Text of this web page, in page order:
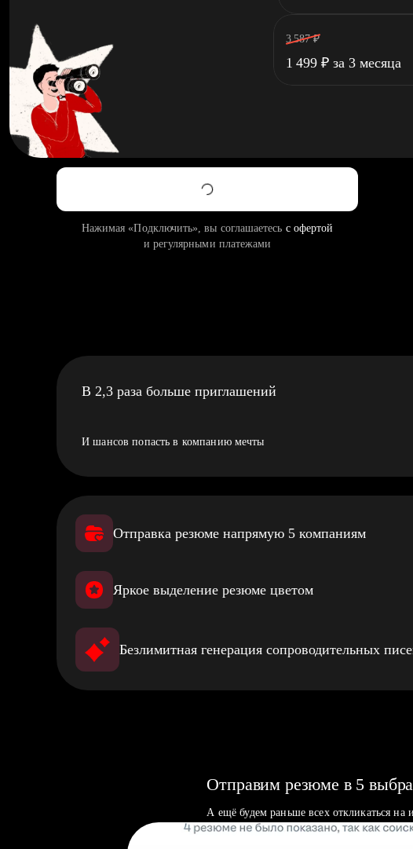
3 587 ₽
1 499 ₽ за 3 месяца
Нажимая «Подключить», вы соглашаетесь с офертой
и регулярными платежами
В 2,3 раза больше приглашений
И шансов попасть в компанию мечты
Отправка резюме напрямую 5 компаниям
Яркое выделение резюме цветом
Безлимитная генерация сопроводительных
Отправим резюме в 5
А ещё будем раньше всех откликаться